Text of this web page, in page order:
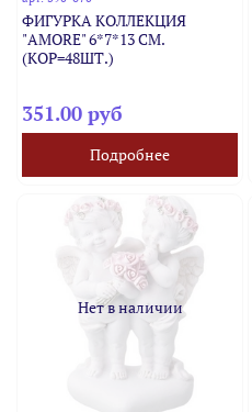
ФИГУРКА КОЛЛЕКЦИЯ
"AMORE" 6*7*13 СМ.
(КОР=48ШТ.)
351.00 руб
Подробнее
Нет в наличии